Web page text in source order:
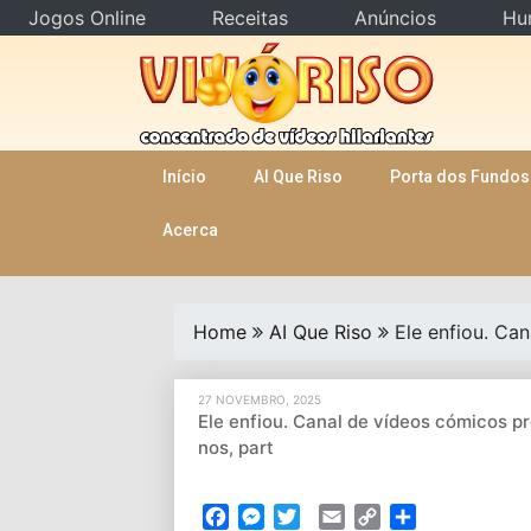
Início AI Que Riso Porta dos Fundos
Acerca
Home AI Que Riso Ele enfiou.
27 NOVEMBRO, 2025
Ele enfiou. Canal de vídeos cómicos
nos, part
FacebookMessenger
TwitterEmail Copy
Jogos Online Receitas Anúncios